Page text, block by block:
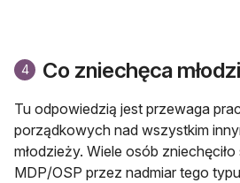
4 Co zniechęca
Tu odpowiedzią jest przewaga
porządkowych nad wszystkim
młodzieży. Wiele osób
MDP/OSP przez nadmiar tego